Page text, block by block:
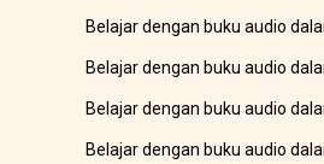
Belajar dengan buku audio
Belajar dengan buku audio
Belajar dengan buku audio
Belajar dengan buku audio